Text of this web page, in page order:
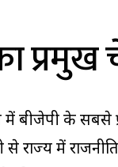
बीजेपी के सबसे
से राज्य में